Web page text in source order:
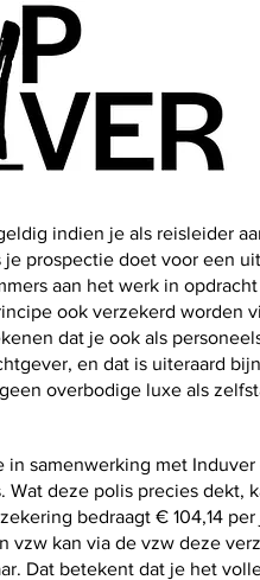
indien je als reisleider
prospectie doet voor een
aan het werk in
ook verzekerd worden
dat je ook als
en dat is uiteraard
overbodige luxe als
in samenwerking met
deze polis precies dekt,
bedraagt € 104,14 per
vzw kan via de vzw deze
Dat betekent dat je het